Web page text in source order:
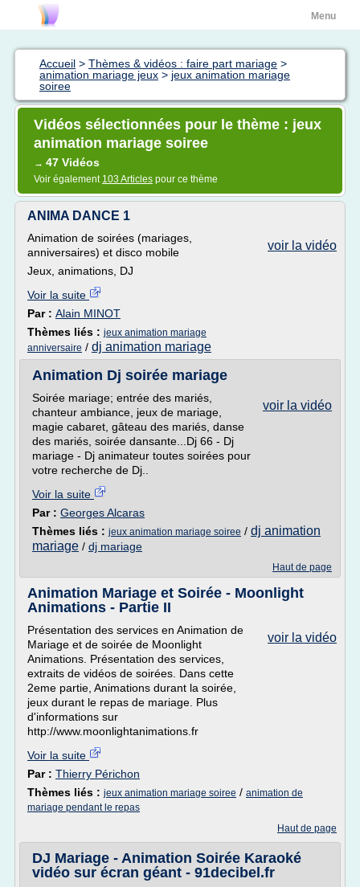
Menu
Accueil > Thèmes & vidéos : faire part mariage >
animation mariage jeux > jeux animation mariage
soiree
Vidéos sélectionnées pour le thème : jeux
animation mariage soiree
→ 47 Vidéos
Voir également 103 Articles pour ce thème
ANIMA DANCE 1
voir la vidéo
Animation de soirées (mariages,
anniversaires) et disco mobile
Jeux, animations, DJ
Voir la suite
Par : Alain MINOT
Thèmes liés : jeux animation mariage
anniversaire / dj animation mariage
Animation Dj soirée mariage
voir la vidéo
Soirée mariage; entrée des mariés,
chanteur ambiance, jeux de mariage,
magie cabaret, gâteau des mariés, danse
des mariés, soirée dansante...Dj 66 - Dj
mariage - Dj animateur toutes soirées pour
votre recherche de Dj..
Voir la suite
Par : Georges Alcaras
Thèmes liés : jeux animation mariage soiree / dj animation
mariage / dj mariage
Haut de page
Animation Mariage et Soirée - Moonlight
Animations - Partie II
voir la vidéo
Présentation des services en Animation de
Mariage et de soirée de Moonlight
Animations. Présentation des services,
extraits de vidéos de soirées. Dans cette
2eme partie, Animations durant la soirée,
jeux durant le repas de mariage. Plus
d'informations sur
http://www.moonlightanimations.fr
Voir la suite
Par : Thierry Périchon
Thèmes liés : jeux animation mariage soiree / animation de
mariage pendant le repas
Haut de page
DJ Mariage - Animation Soirée Karaoké
vidéo sur écran géant - 91decibel.fr